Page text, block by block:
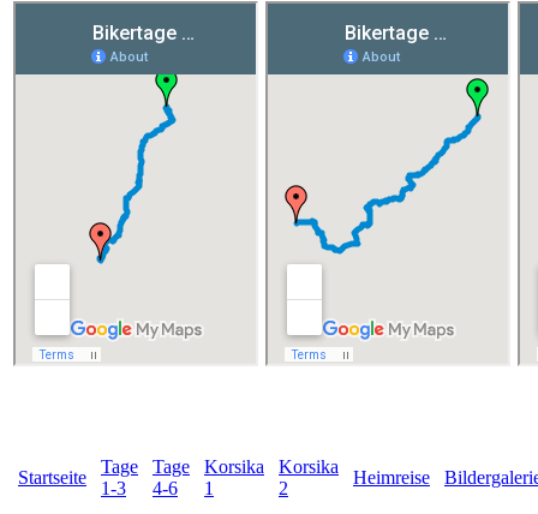
Startseite
Tage
1-3
Tage
4-6
Korsika
1
Korsika
2
Heimreise